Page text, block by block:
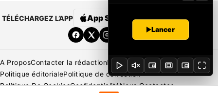
TÉLÉCHARGEZ L’APP App Store Google Play
A ProposContacter la rédactionRédaction Mentions légales
Politique éditorialePolitique de correction
Politique De CookiesConfidentialitéNous Contacter
Lancer